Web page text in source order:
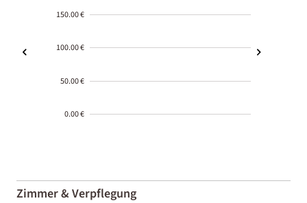
150.00 €
100.00 €
50.00 €
0.00 €
01-02
Zimmer & Verpflegung